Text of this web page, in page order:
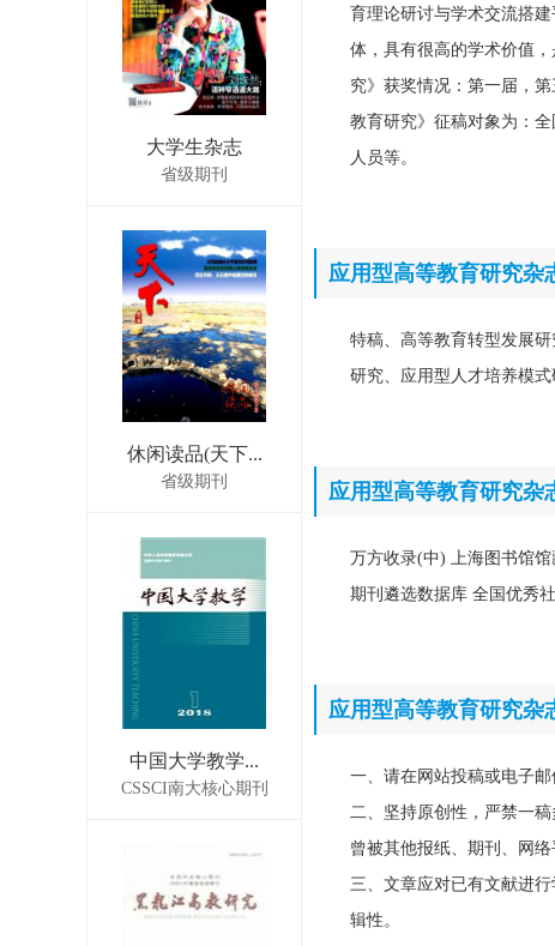
大学生杂志
省级期刊
休闲读品(天下...
省级期刊
中国大学教学...
CSSCI南大核心期刊
育理论研讨与学术交流搭
体，具有很高的学术价值
究》获奖情况：第一届，
教育研究》征稿对象为：
人员等。
应用型高等教育研究杂
特稿、高等教育转型发展
研究、应用型人才培养模
应用型高等教育研究杂
万方收录(中) 上海图书馆
期刊遴选数据库 全国优秀
应用型高等教育研究杂
一、请在网站投稿或电子邮
二、坚持原创性，严禁一
曾被其他报纸、期刊、网
三、文章应对已有文献进
辑性。